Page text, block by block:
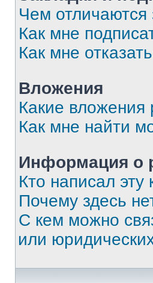
Чем отличаются
Как мне
Как мне
Вложения
Какие
Как мне найти
Информация о
Кто написал
Почему здесь
С кем можно
или